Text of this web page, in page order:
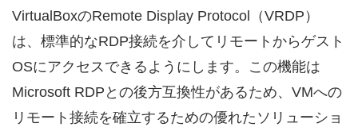
VirtualBoxのRemote Display Protocol（VRDP）
は、標準的なRDP接続を介してリモートからゲスト
OSにアクセスできるようにします。この機能は
Microsoft RDPとの後方互換性があるため、VMへの
リモート接続を確立するための優れたソリューショ